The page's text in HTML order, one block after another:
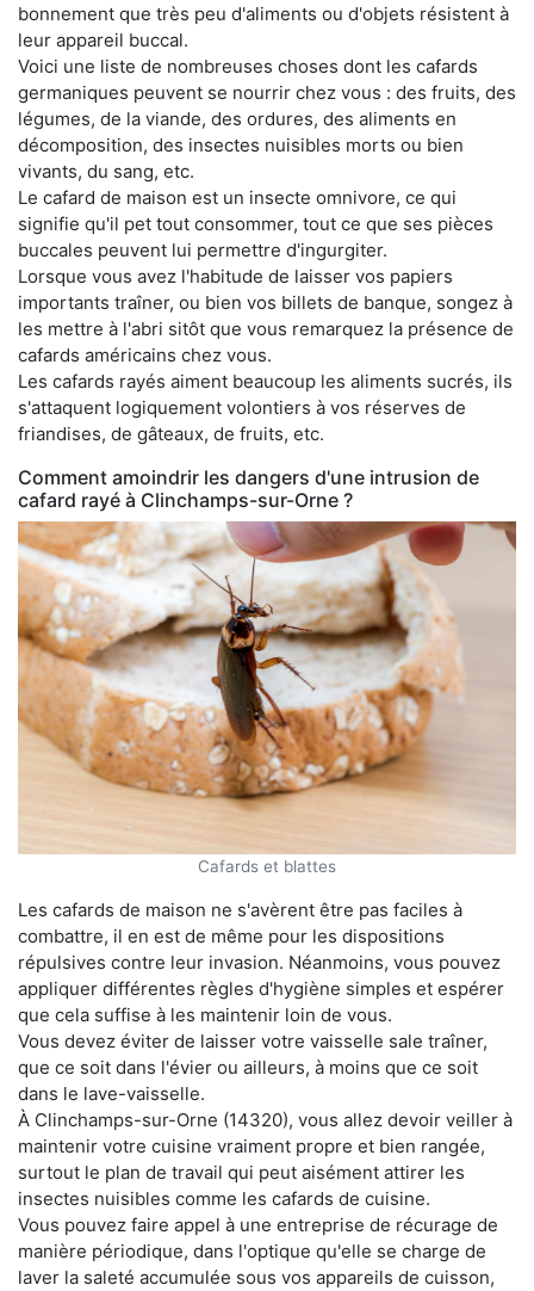
bonnement que très peu d'aliments ou d'objets résistent à
leur appareil buccal.
Voici une liste de nombreuses choses dont les cafards
germaniques peuvent se nourrir chez vous : des fruits, des
légumes, de la viande, des ordures, des aliments en
décomposition, des insectes nuisibles morts ou bien
vivants, du sang, etc.
Le cafard de maison est un insecte omnivore, ce qui
signifie qu'il pet tout consommer, tout ce que ses pièces
buccales peuvent lui permettre d'ingurgiter.
Lorsque vous avez l'habitude de laisser vos papiers
importants traîner, ou bien vos billets de banque, songez à
les mettre à l'abri sitôt que vous remarquez la présence de
cafards américains chez vous.
Les cafards rayés aiment beaucoup les aliments sucrés, ils
s'attaquent logiquement volontiers à vos réserves de
friandises, de gâteaux, de fruits, etc.
Comment amoindrir les dangers d'une intrusion de
cafard rayé à Clinchamps-sur-Orne ?
Cafards et blattes
Les cafards de maison ne s'avèrent être pas faciles à
combattre, il en est de même pour les dispositions
répulsives contre leur invasion. Néanmoins, vous pouvez
appliquer différentes règles d'hygiène simples et espérer
que cela suffise à les maintenir loin de vous.
Vous devez éviter de laisser votre vaisselle sale traîner,
que ce soit dans l'évier ou ailleurs, à moins que ce soit
dans le lave-vaisselle.
À Clinchamps-sur-Orne (14320), vous allez devoir veiller à
maintenir votre cuisine vraiment propre et bien rangée,
surtout le plan de travail qui peut aisément attirer les
insectes nuisibles comme les cafards de cuisine.
Vous pouvez faire appel à une entreprise de récurage de
manière périodique, dans l'optique qu'elle se charge de
laver la saleté accumulée sous vos appareils de cuisson,